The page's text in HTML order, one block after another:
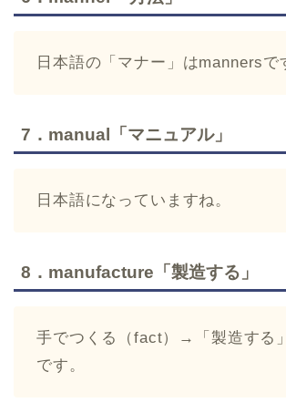
日本語の「マナー」はmannersで
7．manual「マニュアル」
日本語になっていますね。
8．manufacture「製造する」
手でつくる（fact）→「製造する
です。